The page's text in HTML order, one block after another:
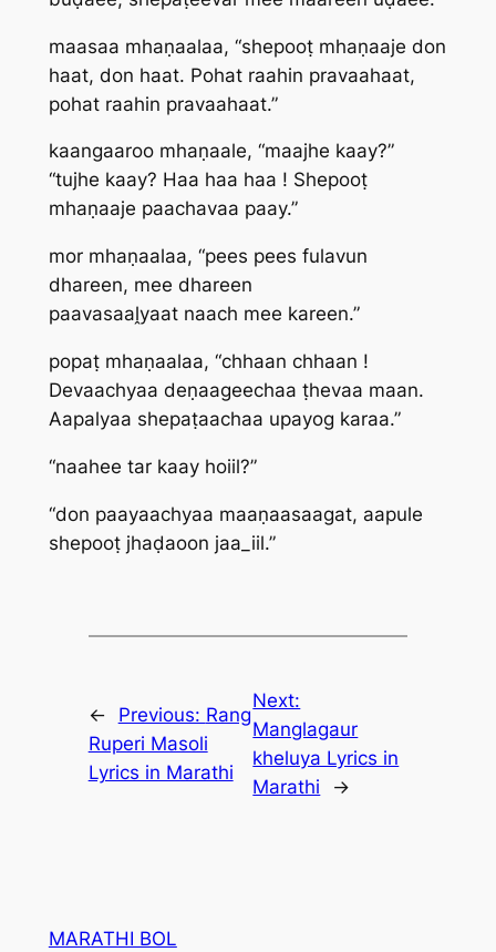
maasaa mhaṇaalaa, “shepooṭ mhaṇaaje don
haat, don haat. Pohat raahin pravaahaat,
pohat raahin pravaahaat.”
kaangaaroo mhaṇaale, “maajhe kaay?”
“tujhe kaay? Haa haa haa ! Shepooṭ
mhaṇaaje paachavaa paay.”
mor mhaṇaalaa, “pees pees fulavun
dhareen, mee dhareen
paavasaaḽyaat naach mee kareen.”
popaṭ mhaṇaalaa, “chhaan chhaan !
Devaachyaa deṇaageechaa ṭhevaa maan.
Aapalyaa shepaṭaachaa upayog karaa.”
“naahee tar kaay hoiil?”
“don paayaachyaa maaṇaasaagat, aapule
shepooṭ jhaḍaoon jaa_iil.”
← Previous: Rang
Ruperi Masoli
Lyrics in Marathi
Next:
Manglagaur
kheluya Lyrics in
Marathi
→
MARATHI BOL